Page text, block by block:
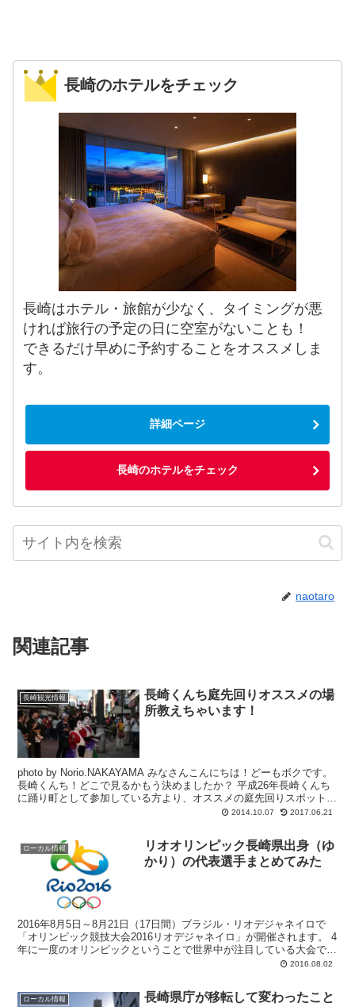
長崎のホテルをチェック
長崎はホテル・旅館が少なく、タイミングが悪
ければ旅行の予定の日に空室がないことも！
できるだけ早めに予約することをオススメしま
す。
詳細ページ
長崎のホテルをチェック
naotaro
関連記事
長崎観光情報
長崎くんち庭先回りオススメの場
所教えちゃいます！
photo by Norio.NAKAYAMA みなさんこんにちは！どーもボクです。
長崎くんち！どこで見るかもう決めましたか？ 平成26年長崎くんち
に踊り町として参加している方より、オススメの庭先回りスポットを
2014.10.07 2017.06.21
ローカル情報
リオオリンピック長崎県出身（ゆ
かり）の代表選手まとめてみた
2016年8月5日～8月21日（17日間）ブラジル・リオデジャネイロで
「オリンピック競技大会2016リオデジャネイロ」が開催されます。 4
年に一度のオリンピックということで世界中が注目している大会です
2016.08.02
ローカル情報 長崎県庁が移転して変わったこと